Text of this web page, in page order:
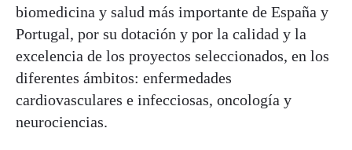
biomedicina y salud más importante de España y
Portugal, por su dotación y por la calidad y la
excelencia de los proyectos seleccionados, en los
diferentes ámbitos: enfermedades
cardiovasculares e infecciosas, oncología y
neurociencias.